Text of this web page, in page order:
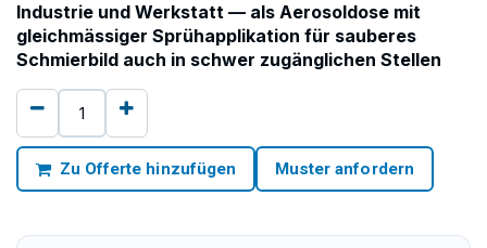
Industrie und Werkstatt — als Aerosoldose mit
gleichmässiger Sprühapplikation für sauberes
Schmierbild auch in schwer zugänglichen Stellen
Zu Offerte hinzufügen Muster anfordern